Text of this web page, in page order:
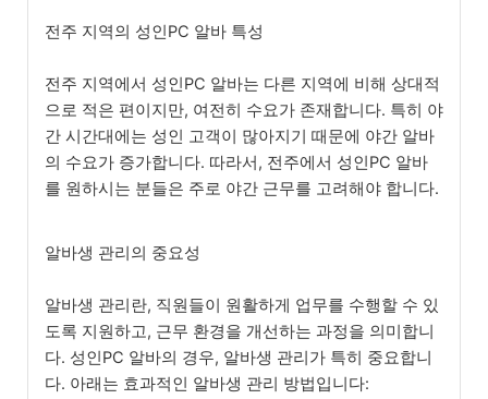
전주 지역의 성인PC 알바 특성
전주 지역에서 성인PC 알바는 다른 지역에 비해 상대적
으로 적은 편이지만, 여전히 수요가 존재합니다. 특히 야
간 시간대에는 성인 고객이 많아지기 때문에 야간 알바
의 수요가 증가합니다. 따라서, 전주에서 성인PC 알바
를 원하시는 분들은 주로 야간 근무를 고려해야 합니다.
알바생 관리의 중요성
알바생 관리란, 직원들이 원활하게 업무를 수행할 수 있
도록 지원하고, 근무 환경을 개선하는 과정을 의미합니
다. 성인PC 알바의 경우, 알바생 관리가 특히 중요합니
다. 아래는 효과적인 알바생 관리 방법입니다: